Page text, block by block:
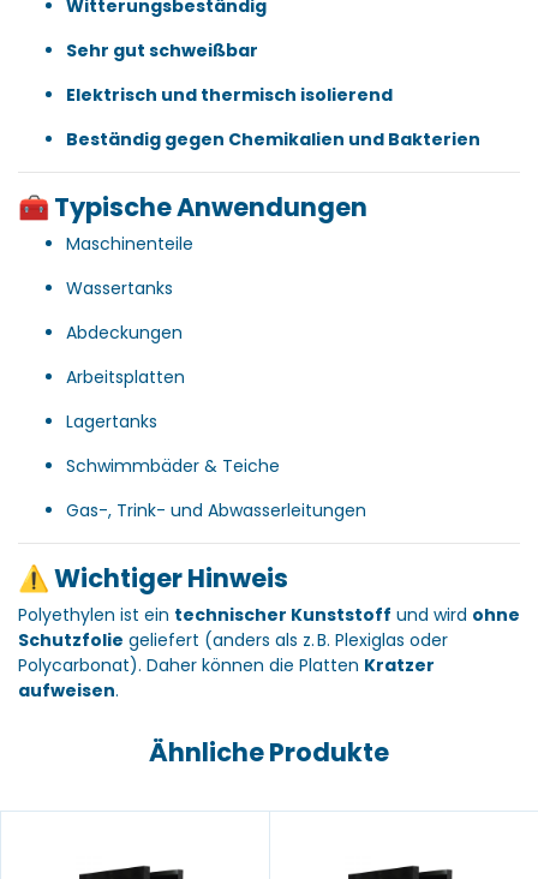
Witterungsbeständig
Sehr gut schweißbar
Elektrisch und thermisch isolierend
Beständig gegen Chemikalien und Bakterien
🧰 Typische Anwendungen
Maschinenteile
Wassertanks
Abdeckungen
Arbeitsplatten
Lagertanks
Schwimmbäder & Teiche
Gas-, Trink- und Abwasserleitungen
⚠️ Wichtiger Hinweis
Polyethylen ist ein technischer Kunststoff und wird ohne
Schutzfolie geliefert (anders als z. B. Plexiglas oder
Polycarbonat). Daher können die Platten Kratzer
aufweisen.
Ähnliche Produkte